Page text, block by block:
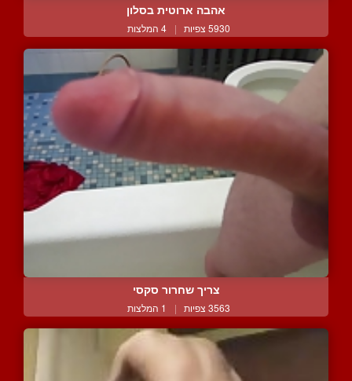
אהבה ארוטית בסלון
5930 צפיות | 4 המלצות
צריך שחרור סקסי
3563 צפיות | 1 המלצות